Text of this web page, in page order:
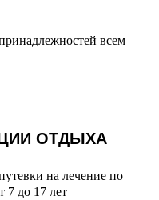
всем
ОТДЫХА
на лечение по
7 до 17 лет